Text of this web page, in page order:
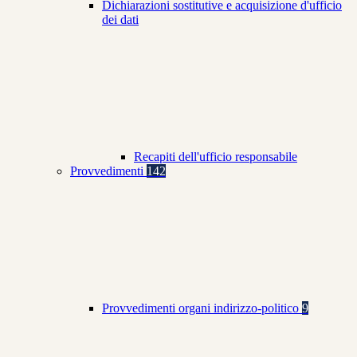
Dichiarazioni sostitutive e acquisizione d'ufficio
dei dati
Recapiti dell'ufficio responsabile
Provvedimenti 142
Provvedimenti organi indirizzo-politico 9